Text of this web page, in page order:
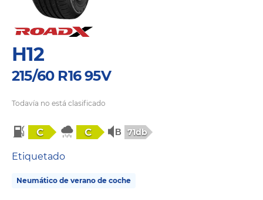
H12
215/60 R16 95V
Todavía no está clasificado
C C 71db
Etiquetado
Neumático de verano de coche